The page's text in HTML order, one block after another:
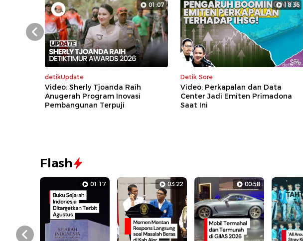
01:07
detikUpdate
Video: Sherly Tjoanda Raih
Anugerah Program Inovasi
Pembangunan Terpuji
18:36
Detik Sore
Video: Perkapalan dan Data
Center Jadi Emiten Primadona
Saat Ini
Prev
Flash
01:17 03:22 00:58